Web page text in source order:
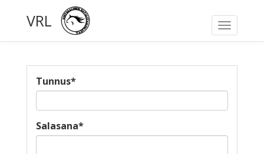
Toggle
VRL
Tunnus*
Salasana*